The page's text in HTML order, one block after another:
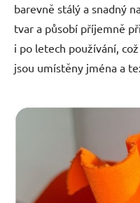
barevně stálý a snadný
tvar a působí příjemně
i po letech používání,
jsou umístěny jména a